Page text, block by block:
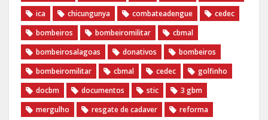
ica
chicungunya combateadengue
cedec
bombeiros
bombeiromilitar
cbmal
bombeirosalagoas
donativos
bombeiros
bombeiromilitar
cbmal cedec
golfinho
docbm
documentos stic
3 gbm
mergulho
resgate de cadaver
reforma